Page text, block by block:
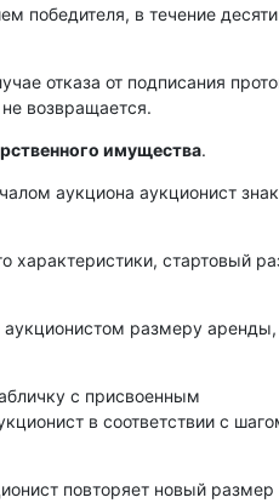
победителя, в течение десяти
отказа от подписания
возвращается.
имущества.
аукциона аукционист
характеристики, стартовый
размеру аренды,
с присвоенным
в соответствии с
повторяет новый размер